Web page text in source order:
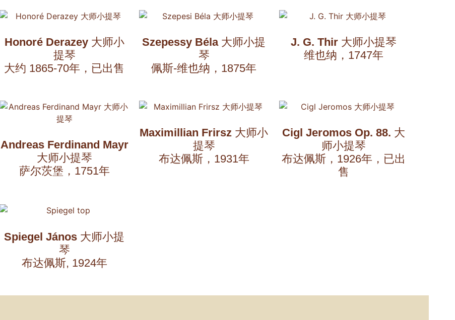
Honoré Derazey大师小
提琴
大约 1865-70年，已出售
Szepessy Béla大师小提
琴
佩斯-维也纳，1875年
J. G. Thir 大师小提琴
维也纳，1747年
Andreas Ferdinand Mayr
大师小提琴
萨尔茨堡，1751年
Maximillian Frirsz 大师小
提琴
布达佩斯，1931年
Cigl Jeromos Op. 88. 大
师小提琴
布达佩斯，1926年，已出
售
Spiegel János 大师小提
琴
布达佩斯, 1924年